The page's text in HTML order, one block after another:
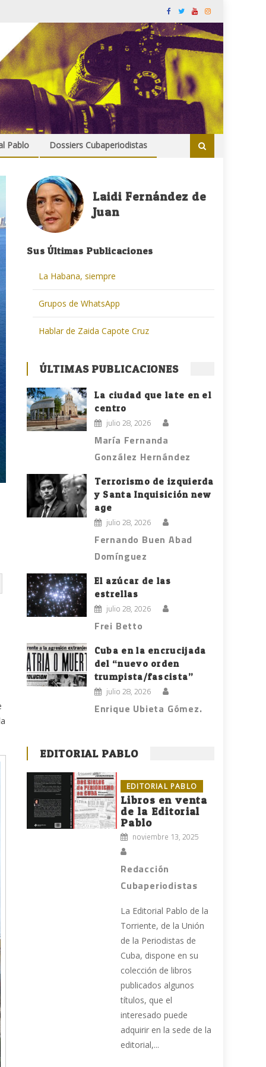
Pablo Dossiers Cubaperiodistas
Laidi Fernández de
Juan
Sus Últimas Publicaciones
La Habana, siempre
Grupos de WhatsApp
Hablar de Zaida Capote Cruz
ÚLTIMAS PUBLICACIONES
La ciudad que late en el
centro
julio 28, 2026
María Fernanda
González Hernández
Terrorismo de izquierda
y Santa Inquisición new
age
julio 28, 2026
Fernando Buen Abad
Domínguez
El azúcar de las
estrellas
julio 28, 2026
Frei Betto
Cuba en la encrucijada
del “nuevo orden
trumpista/fascista”
julio 28, 2026
Enrique Ubieta Gómez.
EDITORIAL PABLO
EDITORIAL PABLO
Libros en venta
de la Editorial
Pablo
noviembre 13, 2025
Redacción
Cubaperiodistas
La Editorial Pablo de la
Torriente, de la Unión
de la Periodistas de
Cuba, dispone en su
colección de libros
publicados algunos
títulos, que el
interesado puede
adquirir en la sede de la
editorial,...